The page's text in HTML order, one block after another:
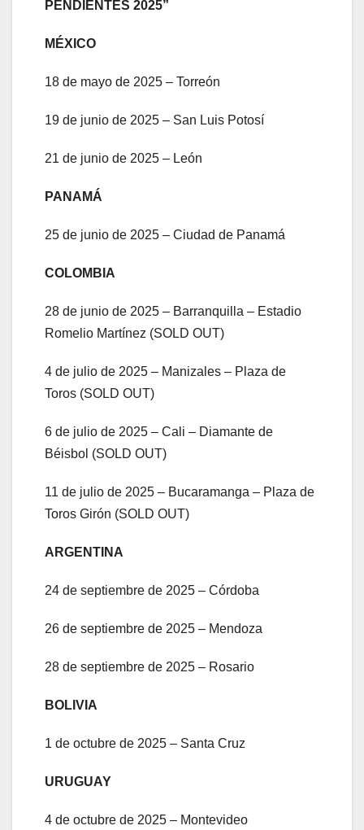
PENDIENTES 2025”
MÉXICO
18 de mayo de 2025 – Torreón
19 de junio de 2025 – San Luis Potosí
21 de junio de 2025 – León
PANAMÁ
25 de junio de 2025 – Ciudad de Panamá
COLOMBIA
28 de junio de 2025 – Barranquilla – Estadio
Romelio Martínez (SOLD OUT)
4 de julio de 2025 – Manizales – Plaza de
Toros (SOLD OUT)
6 de julio de 2025 – Cali – Diamante de
Béisbol (SOLD OUT)
11 de julio de 2025 – Bucaramanga – Plaza de
Toros Girón (SOLD OUT)
ARGENTINA
24 de septiembre de 2025 – Córdoba
26 de septiembre de 2025 – Mendoza
28 de septiembre de 2025 – Rosario
BOLIVIA
1 de octubre de 2025 – Santa Cruz
URUGUAY
4 de octubre de 2025 – Montevideo